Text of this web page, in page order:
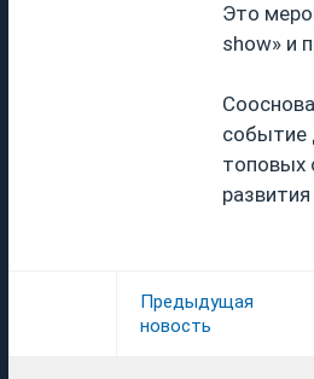
Это
show» и
событие
топовых
Предыдущая
новость